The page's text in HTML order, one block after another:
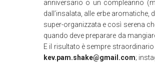
anniversario o un compleanno
dall’insalata, alle erbe
super-organizzata e così serena
quando deve preparare da
E il risultato è sempre
kev.pam.shake@gmail.com;